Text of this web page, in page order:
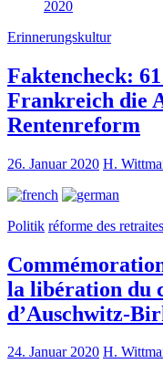
2020
Erinnerungskultur
Faktencheck:
Frankreich die
Rentenreform
26. Januar 2020 H.
Politik réforme des retraites
la libération du
d’Auschwitz-
24. Januar 2020 H.